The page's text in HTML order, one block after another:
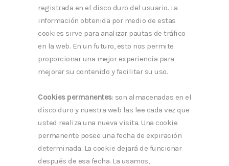
registrada en el disco duro del usuario. La
información obtenida por medio de estas
cookies sirve para analizar pautas de tráfico
en la web. En un futuro, esto nos permite
proporcionar una mejor experiencia para
mejorar su contenido y facilitar su uso.
Cookies permanentes: son almacenadas en el
disco duro y nuestra web las lee cada vez que
usted realiza una nueva visita. Una cookie
permanente posee una fecha de expiración
determinada. La cookie dejará de funcionar
después de esa fecha. La usamos,